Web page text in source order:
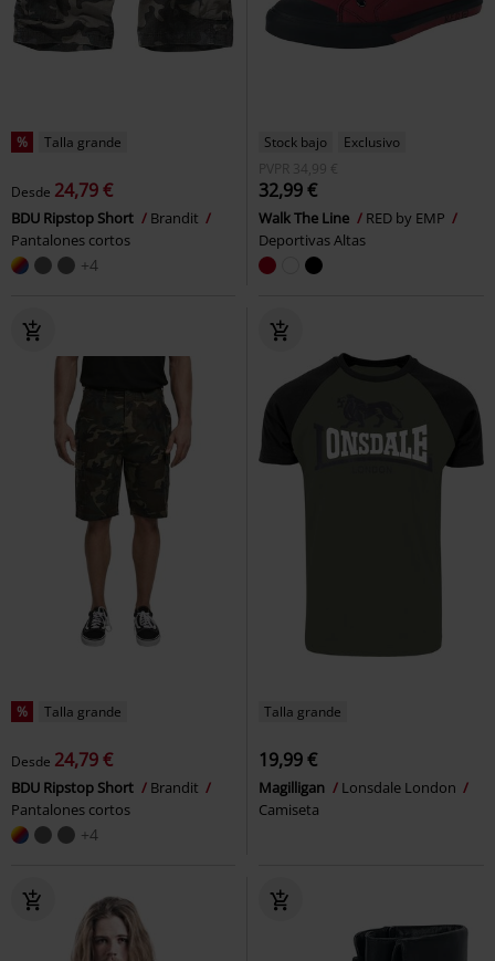
% Talla grande
Desde 24,79 €
BDU Ripstop Short
Brandit
Pantalones cortos
+4
Stock bajo
Exclusivo
PVPR 34,99 €
32,99 €
Walk The Line
RED by EMP
Deportivas Altas
% Talla grande
Desde 24,79 €
BDU Ripstop Short
Brandit
Pantalones cortos
+4
Talla grande
19,99 €
Magilligan
Lonsdale London
Camiseta